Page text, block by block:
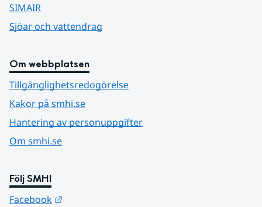
SIMAIR
Sjöar och vattendrag
Om webbplatsen
Tillgänglighetsredogörelse
Kakor på smhi.se
Hantering av personuppgifter
Om smhi.se
Följ SMHI
Facebook